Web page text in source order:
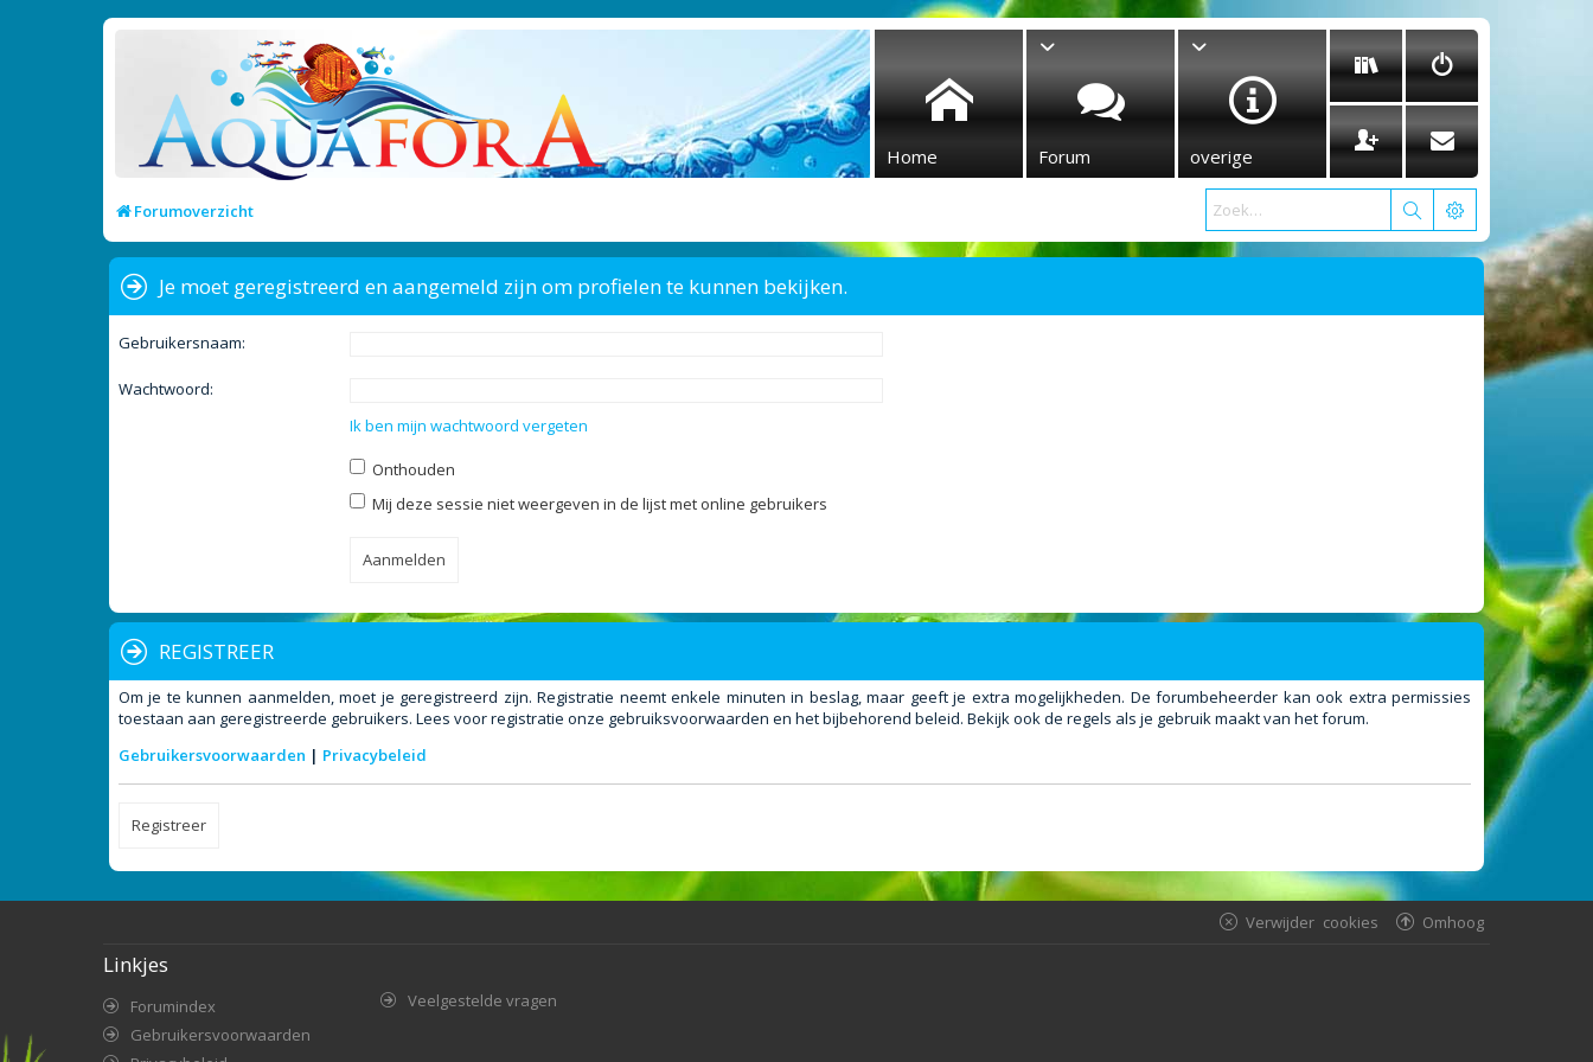
Home Forum overige
Forumoverzicht
Je moet geregistreerd en aangemeld zijn om profielen te kunnen bekijken.
Gebruikersnaam:
Wachtwoord:
Ik ben mijn wachtwoord vergeten
Onthouden
Mij deze sessie niet weergeven in de lijst met online gebruikers
REGISTREER
Om je te kunnen aanmelden, moet je geregistreerd zijn. Registratie neemt enkele minuten in beslag, maar geeft je extra mogelijkheden. De forumbeheerder kan ook extra permissies
toestaan aan geregistreerde gebruikers. Lees voor registratie onze gebruiksvoorwaarden en het bijbehorend beleid. Bekijk ook de regels als je gebruik maakt van het forum.
Gebruikersvoorwaarden | Privacybeleid
Registreer
Omhoog
Verwijder cookies
Linkjes
Forumindex
Gebruikersvoorwaarden
Veelgestelde vragen